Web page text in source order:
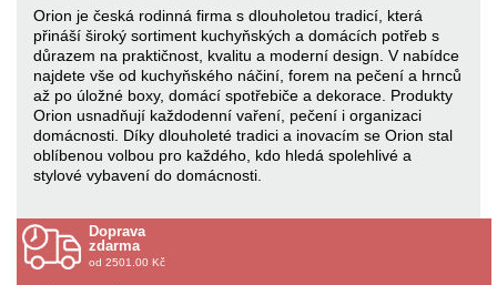
Orion je česká rodinná firma s dlouholetou tradicí, která
přináší široký sortiment kuchyňských a domácích potřeb s
důrazem na praktičnost, kvalitu a moderní design. V nabídce
najdete vše od kuchyňského náčiní, forem na pečení a hrnců
až po úložné boxy, domácí spotřebiče a dekorace. Produkty
Orion usnadňují každodenní vaření, pečení i organizaci
domácnosti. Díky dlouholeté tradici a inovacím se Orion stal
oblíbenou volbou pro každého, kdo hledá spolehlivé a
stylové vybavení do domácnosti.
Doprava
zdarma
od 2501.00 Kč